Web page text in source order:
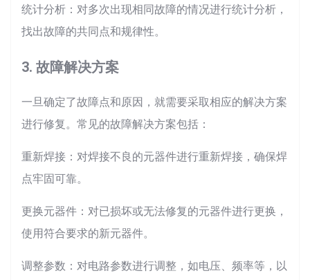
统计分析：对多次出现相同故障的情况进行统计分析，
找出故障的共同点和规律性。
3. 故障解决方案
一旦确定了故障点和原因，就需要采取相应的解决方案
进行修复。常见的故障解决方案包括：
重新焊接：对焊接不良的元器件进行重新焊接，确保焊
点牢固可靠。
更换元器件：对已损坏或无法修复的元器件进行更换，
使用符合要求的新元器件。
调整参数：对电路参数进行调整，如电压、频率等，以